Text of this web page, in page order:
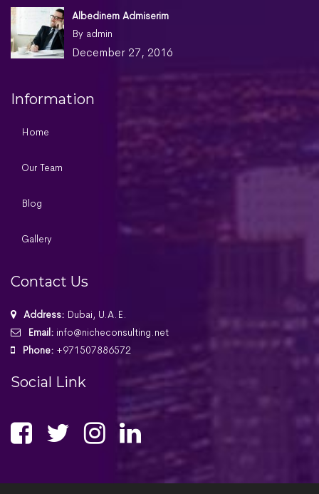
Albedinem Admiserim
By admin
December 27, 2016
Information
Home
Our Team
Blog
Gallery
Contact Us
Address: Dubai, U.A.E.
Email: info@nicheconsulting.net
Phone: +971507886572
Social Link